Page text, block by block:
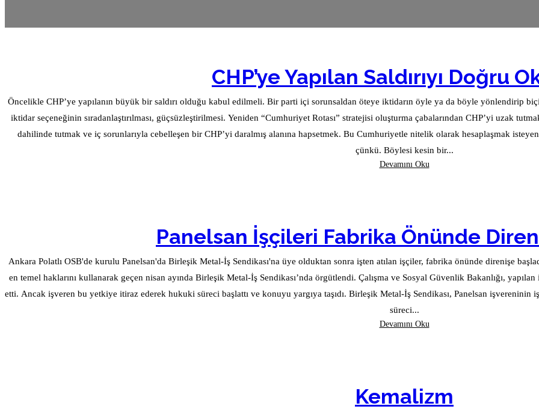
CHP’ye Yapılan Saldırıyı Doğru
Öncelikle CHP’ye yapılanın büyük bir saldırı olduğu kabul edilmeli. Bir parti içi sorunsaldan öteye iktidarın öyle ya da böyle yönlendirip
iktidar seçeneğinin sıradanlaştırılması, güçsüzleştirilmesi. Yeniden “Cumhuriyet Rotası” stratejisi oluşturma çabalarından CHP’yi uzak
dahilinde tutmak ve iç sorunlarıyla cebelleşen bir CHP’yi daralmış alanına hapsetmek. Bu Cumhuriyetle nitelik olarak hesaplaşmak isteyen iktidarın önemli oranda yol almasını sağlayacak bir adım olacaktır,
çünkü. Böylesi kesin bir...
Devamını Oku
Panelsan İşçileri Fabrika Önünde
Ankara Polatlı OSB'de kurulu Panelsan'da Birleşik Metal-İş Sendikası'na üye olduktan sonra işten atılan işçiler, fabrika önünde direnişe
en temel haklarını kullanarak geçen nisan ayında Birleşik Metal-İş Sendikası’nda örgütlendi. Çalışma ve Sosyal Güvenlik Bakanlığı,
etti. Ancak işveren bu yetkiye itiraz ederek hukuki süreci başlattı ve konuyu yargıya taşıdı. Birleşik Metal-İş Sendikası, Panelsan
süreci...
Devamını Oku
Kemalizm